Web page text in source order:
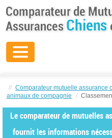
// Comparateur mutuelle assurance
animaux de compagnie
/
Le comparateur de mutuelles
fournit les informations